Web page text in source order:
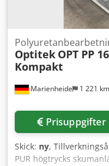
Marienheide 1 221 km
Optitek OPT PP
Kompakt
Prisuppgifter
Skick: ny,
PUR högtrycks